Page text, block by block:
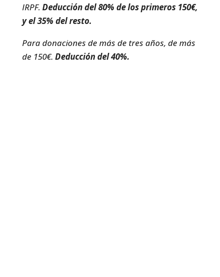
IRPF. Deducción del 80% de los primeros 150€,
y el 35% del resto.
Para donaciones de más de tres años, de más
de 150€. Deducción del 40%.